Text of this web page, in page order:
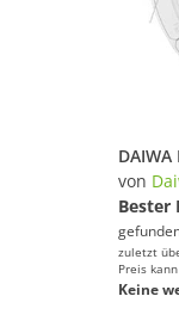
von
Bester
zuletzt
Preis
Keine